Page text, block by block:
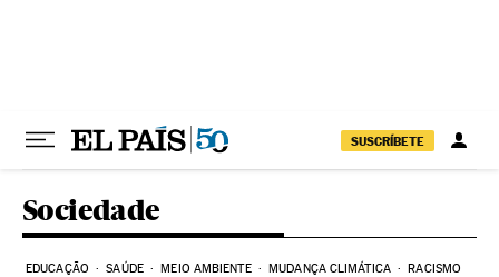
SUSCRÍBETE
Sociedade
EDUCAÇÃO SAÚDE MEIO AMBIENTE MUDANÇA CLIMÁTICA RACISMO